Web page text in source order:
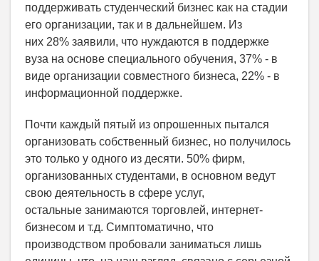
поддерживать студенческий бизнес как на стадии
его организации, так и в дальнейшем. Из
них 28% заявили, что нуждаются в поддержке
вуза на основе специального обучения, 37% - в
виде организации совместного бизнеса, 22% - в
информационной поддержке.
Почти каждый пятый из опрошенных пытался
организовать собственный бизнес, но получилось
это только у одного из десяти. 50% фирм,
организованных студентами, в основном ведут
свою деятельность в сфере услуг,
остальные занимаются торговлей, интернет-
бизнесом и т.д. Симптоматично, что
производством пробовали заниматься лишь